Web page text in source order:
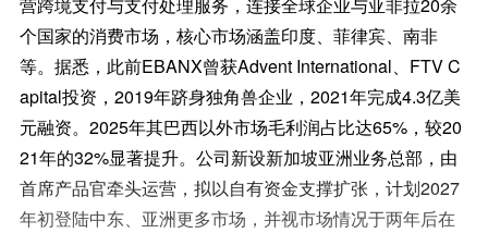
个国家的消费市场，核心市场涵盖印度、菲律宾、南非
等。据悉，此前EBANX曾获Advent International、FTV C
apital投资，2019年跻身独角兽企业，2021年完成4.3亿美
元融资。2025年其巴西以外市场毛利润占比达65%，较20
21年的32%显著提升。公司新设新加坡亚洲业务总部，由
首席产品官牵头运营，拟以自有资金支撑扩张，计划2027
年初登陆中东、亚洲更多市场，并视市场情况于两年后在